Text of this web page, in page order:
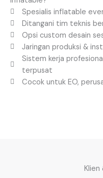
Spesialis inflatable
Ditangani tim teknis
Opsi custom desain
Jaringan produksi &
Sistem kerja
terpusat
Cocok untuk EO,
Klien